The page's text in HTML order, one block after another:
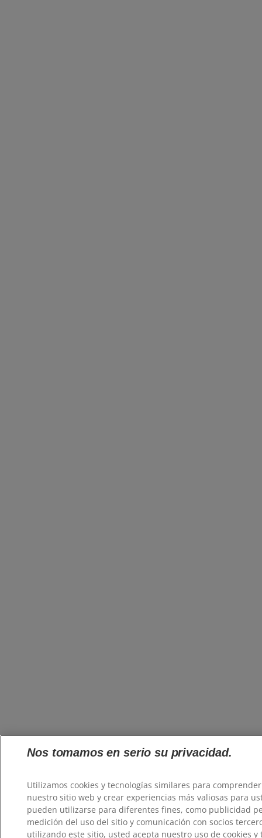
Nos tomamos en serio su privacidad.
Utilizamos cookies y tecnologías similares para
nuestro sitio web y crear experiencias más valiosas para
pueden utilizarse para diferentes fines, como publicidad
medición del uso del sitio y comunicación con socios
utilizando este sitio, usted acepta nuestro uso de cookies y